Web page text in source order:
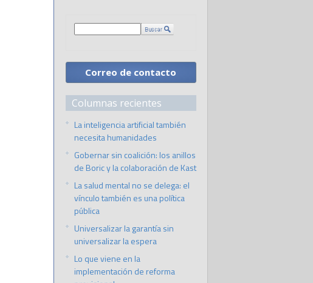
Correo de contacto
Columnas recientes
La inteligencia artificial también
necesita humanidades
Gobernar sin coalición: los anillos
de Boric y la colaboración de Kast
La salud mental no se delega: el
vínculo también es una política
pública
Universalizar la garantía sin
universalizar la espera
Lo que viene en la
implementación de reforma